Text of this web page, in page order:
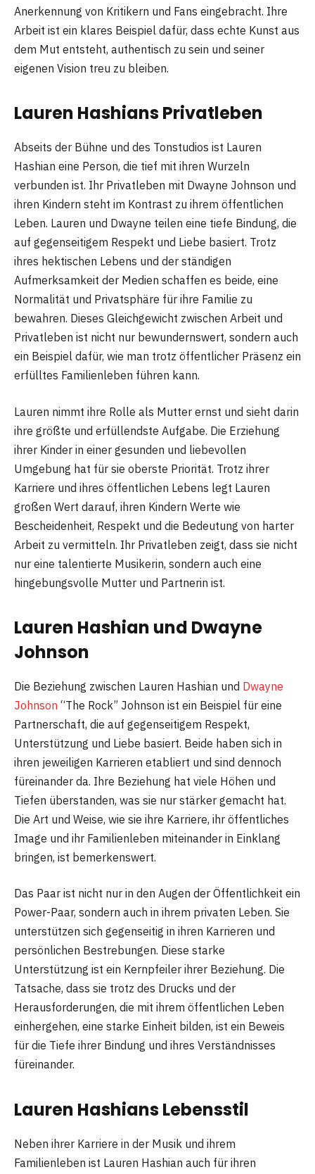
Anerkennung von Kritikern und Fans eingebracht. Ihre
Arbeit ist ein klares Beispiel dafür, dass echte Kunst aus
dem Mut entsteht, authentisch zu sein und seiner
eigenen Vision treu zu bleiben.
Lauren Hashians Privatleben
Abseits der Bühne und des Tonstudios ist Lauren
Hashian eine Person, die tief mit ihren Wurzeln
verbunden ist. Ihr Privatleben mit Dwayne Johnson und
ihren Kindern steht im Kontrast zu ihrem öffentlichen
Leben. Lauren und Dwayne teilen eine tiefe Bindung, die
auf gegenseitigem Respekt und Liebe basiert. Trotz
ihres hektischen Lebens und der ständigen
Aufmerksamkeit der Medien schaffen es beide, eine
Normalität und Privatsphäre für ihre Familie zu
bewahren. Dieses Gleichgewicht zwischen Arbeit und
Privatleben ist nicht nur bewundernswert, sondern auch
ein Beispiel dafür, wie man trotz öffentlicher Präsenz ein
erfülltes Familienleben führen kann.
Lauren nimmt ihre Rolle als Mutter ernst und sieht darin
ihre größte und erfüllendste Aufgabe. Die Erziehung
ihrer Kinder in einer gesunden und liebevollen
Umgebung hat für sie oberste Priorität. Trotz ihrer
Karriere und ihres öffentlichen Lebens legt Lauren
großen Wert darauf, ihren Kindern Werte wie
Bescheidenheit, Respekt und die Bedeutung von harter
Arbeit zu vermitteln. Ihr Privatleben zeigt, dass sie nicht
nur eine talentierte Musikerin, sondern auch eine
hingebungsvolle Mutter und Partnerin ist.
Lauren Hashian und Dwayne
Johnson
Die Beziehung zwischen Lauren Hashian und Dwayne
Johnson “The Rock” Johnson ist ein Beispiel für eine
Partnerschaft, die auf gegenseitigem Respekt,
Unterstützung und Liebe basiert. Beide haben sich in
ihren jeweiligen Karrieren etabliert und sind dennoch
füreinander da. Ihre Beziehung hat viele Höhen und
Tiefen überstanden, was sie nur stärker gemacht hat.
Die Art und Weise, wie sie ihre Karriere, ihr öffentliches
Image und ihr Familienleben miteinander in Einklang
bringen, ist bemerkenswert.
Das Paar ist nicht nur in den Augen der Öffentlichkeit ein
Power-Paar, sondern auch in ihrem privaten Leben. Sie
unterstützen sich gegenseitig in ihren Karrieren und
persönlichen Bestrebungen. Diese starke
Unterstützung ist ein Kernpfeiler ihrer Beziehung. Die
Tatsache, dass sie trotz des Drucks und der
Herausforderungen, die mit ihrem öffentlichen Leben
einhergehen, eine starke Einheit bilden, ist ein Beweis
für die Tiefe ihrer Bindung und ihres Verständnisses
füreinander.
Lauren Hashians Lebensstil
Neben ihrer Karriere in der Musik und ihrem
Familienleben ist Lauren Hashian auch für ihren